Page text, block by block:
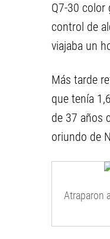
Q7-30 color
control de
viajaba un
Más tarde
que tenía
de 37 años
oriundo de
Atraparon